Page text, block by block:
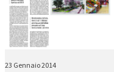
23 Gennaio 2014